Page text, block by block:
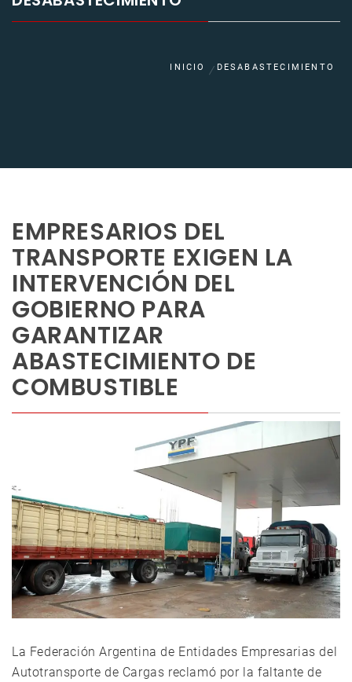
INICIO DESABASTECIMIENTO
EMPRESARIOS DEL
TRANSPORTE EXIGEN LA
INTERVENCIÓN DEL
GOBIERNO PARA
GARANTIZAR
ABASTECIMIENTO DE
COMBUSTIBLE
La Federación Argentina de Entidades Empresarias del
Autotransporte de Cargas reclamó por la faltante de